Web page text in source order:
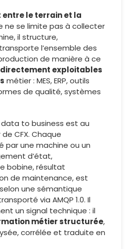
entre le terrain et la
ne se limite pas à collecter
il structure,
l’ensemble des
de manière à ce
directement exploitables
métier : MES, ERP, outils
de qualité, systèmes
to business est au
CFX. Chaque
par une machine ou un
d’état,
bobine, résultat
de maintenance, est
une sémantique
via AMQP 1.0. Il
un signal technique : il
métier structurée,
corrélée et traduite en